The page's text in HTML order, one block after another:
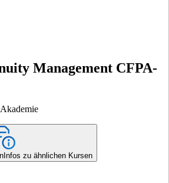
Management CFPA-
Infos zu ähnlichen Kursen